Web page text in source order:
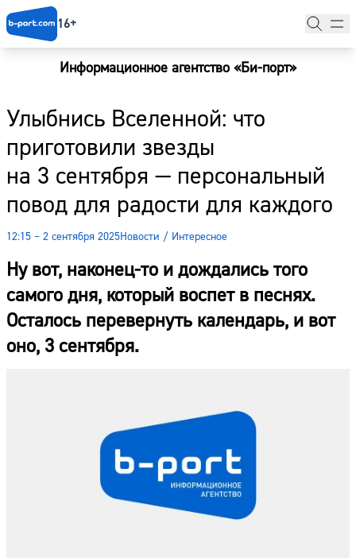
16+
Информационное агентство «Би-порт»
Улыбнись Вселенной: что
приготовили звезды
на 3 сентября — персональный
повод для радости для каждого
12:15 – 2 сентября 2025Новости / Интересное
Ну вот, наконец-то и дождались того
самого дня, который воспет в песнях.
Осталось перевернуть календарь, и вот
оно, 3 сентября.
Новости
Наши гости
Фоторепортажи
Погода
Курсы валют